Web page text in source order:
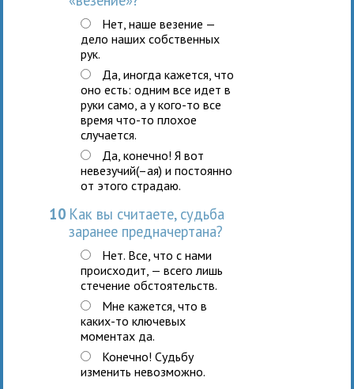
Нет, наше везение —
дело наших собственных
рук.
Да, иногда кажется, что
оно есть: одним все идет в
руки само, а у кого-то все
время что-то плохое
случается.
Да, конечно! Я вот
невезучий(–ая) и постоянно
от этого страдаю.
10Как вы считаете, судьба
заранее предначертана?
Нет. Все, что с нами
происходит, — всего лишь
стечение обстоятельств.
Мне кажется, что в
каких-то ключевых
моментах да.
Конечно! Судьбу
изменить невозможно.